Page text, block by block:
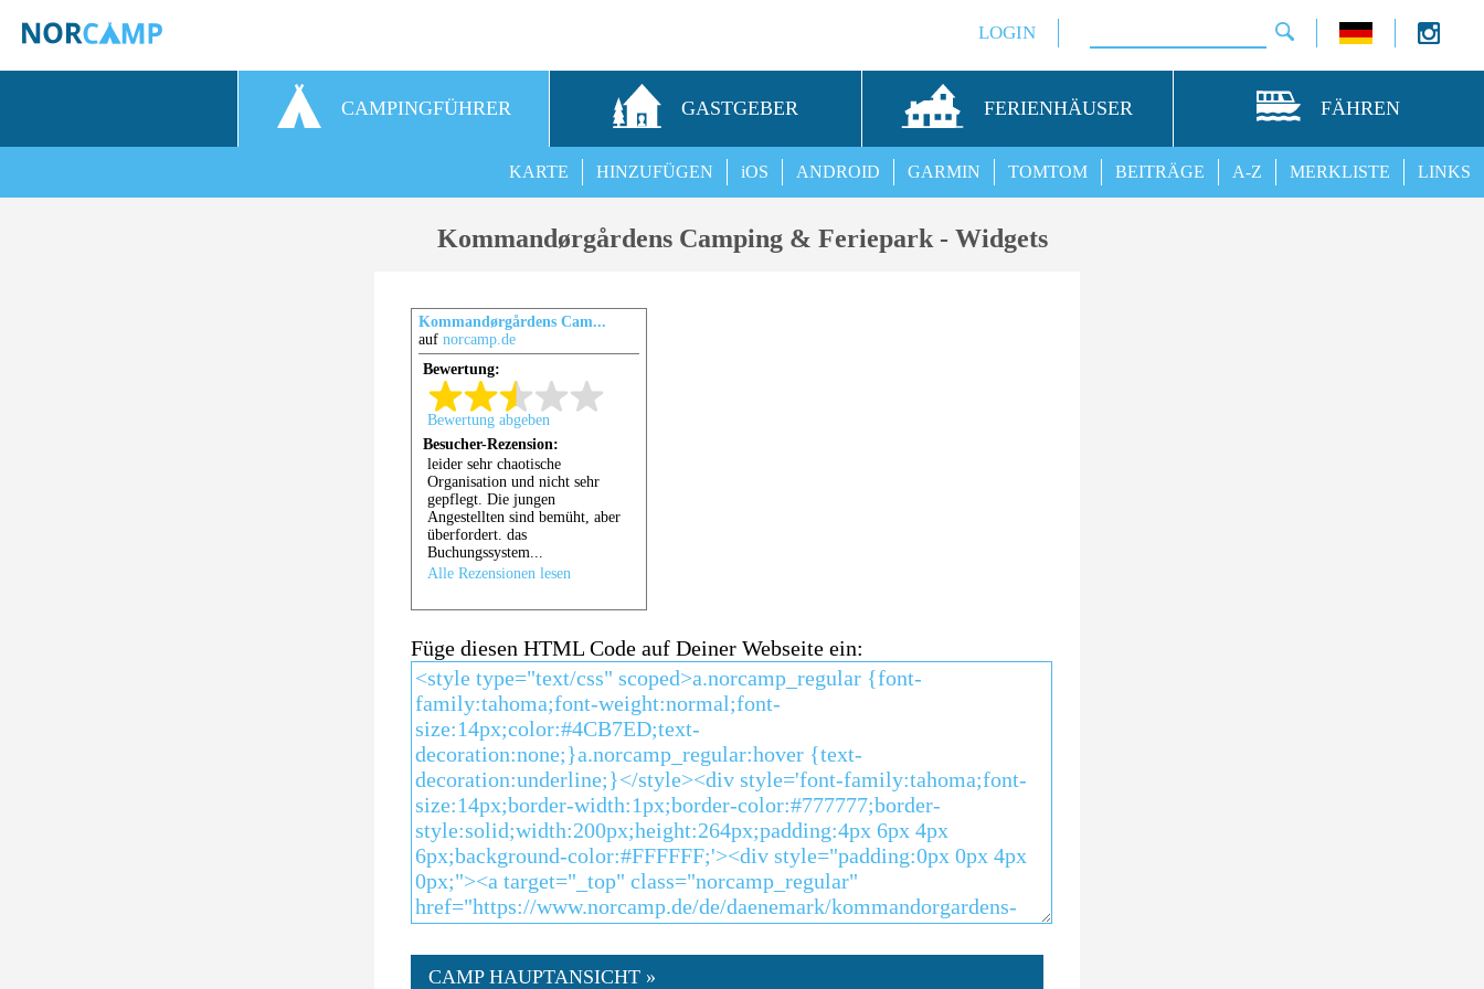
LOGIN
CAMPINGFÜHRER GASTGEBER FERIENHÄUSER FÄHREN
LINKS
MERKLISTE
A-Z
BEITRÄGE
TOMTOM
GARMIN
ANDROID
iOS
HINZUFÜGEN
KARTE
Kommandørgårdens Camping & Feriepark - Widgets
Kommandørgårdens Cam...
aufnorcamp.de
Füge diesen HTML Code auf Deiner Webseite ein:
CAMP HAUPTANSICHT »